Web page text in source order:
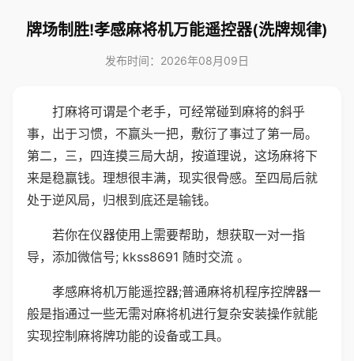
牌场制胜!孝感麻将机万能遥控器(洗牌规律)
发布时间：2026年08月09日
打麻将可谓是个老手，可经常碰到麻将的斜乎
事，出于习惯，不赢头一把，敷衍了事过了第一局。
第二，三，四连摸三局大胡，按道理说，这场麻将下
来是稳赢钱。理想很丰满，现实很骨感。至四局后就
处于逆风局，归根到底还是输钱。
若你在仪器使用上需要帮助，想获取一对一指
导，添加微信号; kkss8691 随时交流 。
孝感麻将机万能遥控器;普通麻将机程序控牌器一
般是指通过一些无需对麻将机进行复杂安装操作就能
实现控制麻将牌功能的设备或工具。